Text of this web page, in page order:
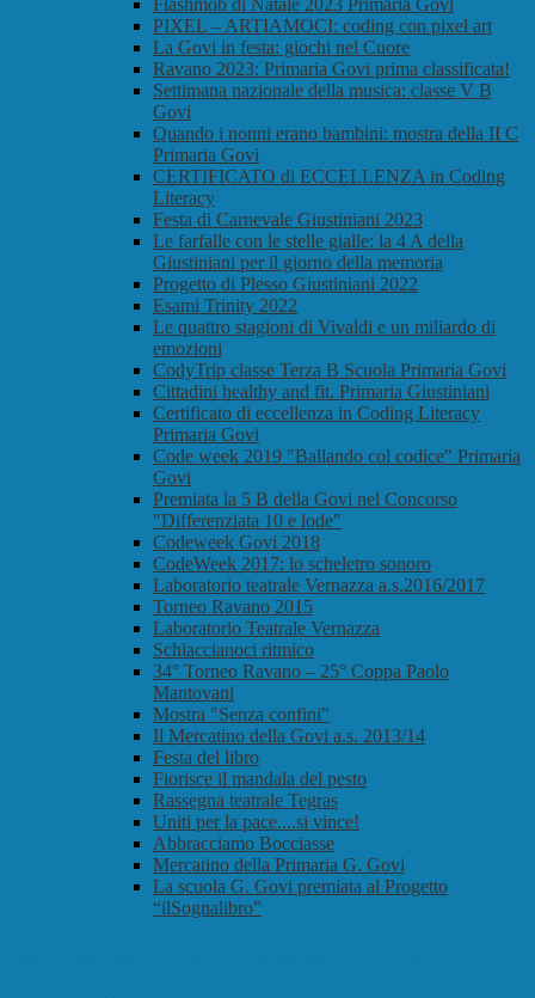
Flashmob di Natale 2023 Primaria Govi
PIXEL – ARTIAMOCI: coding con pixel art
La Govi in festa: giochi nel Cuore
Ravano 2023: Primaria Govi prima classificata!
Settimana nazionale della musica: classe V B
Govi
Quando i nonni erano bambini: mostra della II C
Primaria Govi
CERTIFICATO di ECCELLENZA in Coding
Literacy
Festa di Carnevale Giustiniani 2023
Le farfalle con le stelle gialle: la 4 A della
Giustiniani per il giorno della memoria
Progetto di Plesso Giustiniani 2022
Esami Trinity 2022
Le quattro stagioni di Vivaldi e un miliardo di
emozioni
CodyTrip classe Terza B Scuola Primaria Govi
Cittadini healthy and fit. Primaria Giustiniani
Certificato di eccellenza in Coding Literacy
Primaria Govi
Code week 2019 "Ballando col codice" Primaria
Govi
Premiata la 5 B della Govi nel Concorso
"Differenziata 10 e lode"
Codeweek Govi 2018
CodeWeek 2017: lo scheletro sonoro
Laboratorio teatrale Vernazza a.s.2016/2017
Torneo Ravano 2015
Laboratorio Teatrale Vernazza
Schiaccianoci ritmico
34° Torneo Ravano – 25° Coppa Paolo
Mantovani
Mostra "Senza confini"
Il Mercatino della Govi a.s. 2013/14
Festa del libro
Fiorisce il mandala del pesto
Rassegna teatrale Tegras
Uniti per la pace....si vince!
Abbracciamo Bocciasse
Mercatino della Primaria G. Govi
La scuola G. Govi premiata al Progetto
“ilSognalibro”